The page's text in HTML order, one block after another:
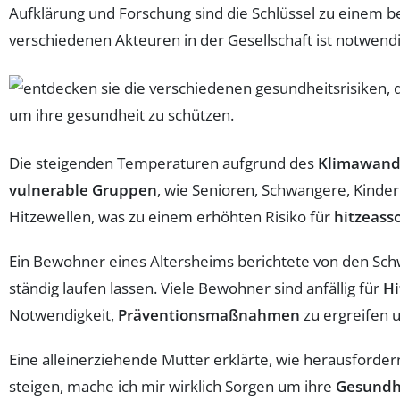
Aufklärung und Forschung sind die Schlüssel zu einem
verschiedenen Akteuren in der Gesellschaft ist
Die steigenden Temperaturen aufgrund des
vulnerable Gruppen, wie Senioren, Schwangere,
Hitzewellen, was zu einem erhöhten Risiko für
Ein Bewohner eines Altersheims berichtete von den
ständig laufen lassen. Viele Bewohner sind anfällig für
Notwendigkeit, Präventionsmaßnahmen zu ergreifen
Eine alleinerziehende Mutter erklärte, wie
steigen, mache ich mir wirklich Sorgen um ihre